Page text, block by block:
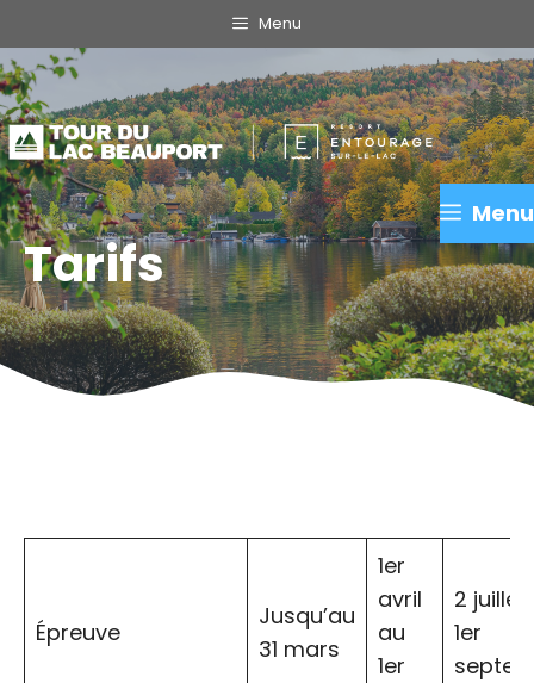
au
contenu
Menu
Menu
Tarifs
Épreuve
Jusqu’au
31 mars
1er
avril
au
1er
2 juillet
1er